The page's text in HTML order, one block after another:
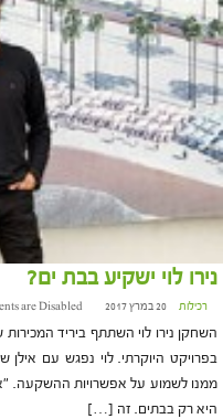
נירו לוי ישקיע בבת ים?
רכילות 20 במרץ 2017 at 16:08 are Disabled
בפרויקט היוקרתי. לוי נפגש עם
ממנו לשמוע על אפשרויות ההשקעה.
היא רק בבתים. זה […]